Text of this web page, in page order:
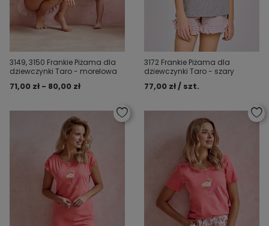
3149, 3150 Frankie Piżama dla
dziewczynki Taro - morelowa
71,00 zł - 80,00 zł
3172 Frankie Piżama dla
dziewczynki Taro - szary
77,00 zł / szt.